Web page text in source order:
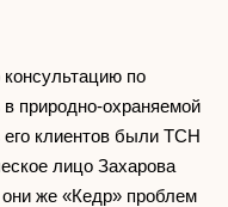
по
природно-охраняемой
клиентов были ТСН
лицо Захарова
же «Кедр» проблем